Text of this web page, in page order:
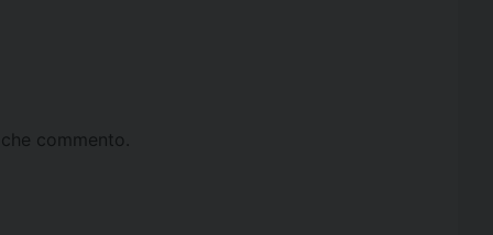
commento.